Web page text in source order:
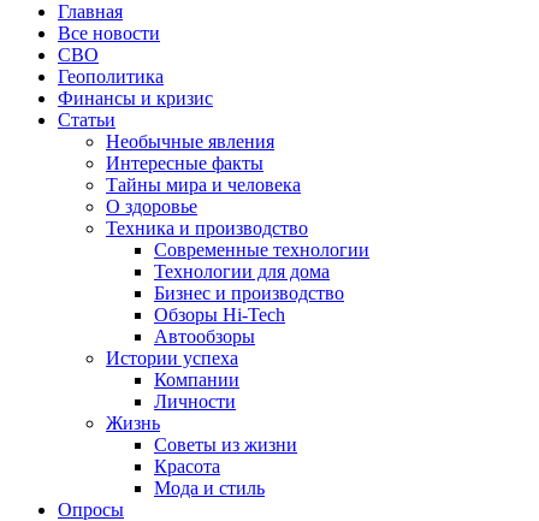
Главная
Все новости
СВО
Геополитика
Финансы и кризис
Статьи
Необычные явления
Интересные факты
Тайны мира и человека
О здоровье
Техника и производство
Современные технологии
Технологии для дома
Бизнес и производство
Обзоры Hi-Tech
Автообзоры
Истории успеха
Компании
Личности
Жизнь
Советы из жизни
Красота
Мода и стиль
Опросы